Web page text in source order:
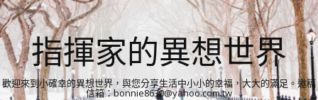
指揮家的異想世界
歡迎來到小確幸的異想世界，與您分享生活中小小的幸福，大大的滿足。邀稿
信箱：bonnie8630@yahoo.com.tw